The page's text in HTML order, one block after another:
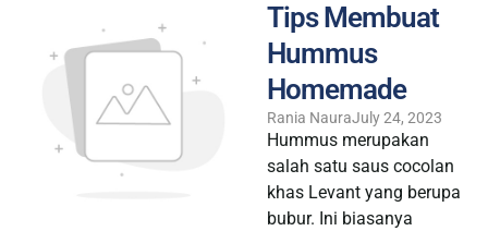
Tips Membuat
Hummus
Homemade
Rania NauraJuly 24, 2023
Hummus merupakan
salah satu saus cocolan
khas Levant yang berupa
bubur. Ini biasanya